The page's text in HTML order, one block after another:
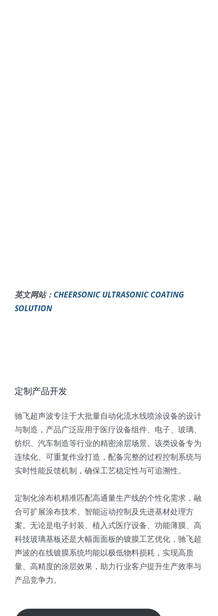
英文网站： CHEERSONIC ULTRASONIC COATING
SOLUTION
定制产品开发
驰飞超声波专注于大批量自动化流水线喷涂设备的设计
与制造，产品广泛应用于医疗设备组件、电子、玻璃、
纺织、汽车制造等行业的精密涂层场景。该类设备专为
连续化、可重复作业打造，配备完整的过程控制系统与
实时性能反馈机制，确保工艺稳定性与可追溯性。
定制化涂布机精准匹配高通量生产线的个性化需求，融
合可扩展涂布技术、智能运动控制及先进基材处理方
案。无论是电子封装、植入式医疗设备、功能薄膜、高
科技玻璃基板还是大幅面面板的镀膜工艺优化，驰飞超
声波的在线镀膜系统均能以极低物料损耗，实现高质
量、高精度的涂层效果，助力行业客户提升生产效率与
产品竞争力。